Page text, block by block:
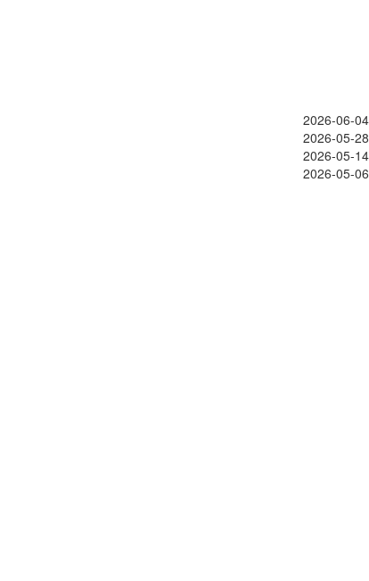
2026-06-04
2026-05-28
2026-05-14
2026-05-06